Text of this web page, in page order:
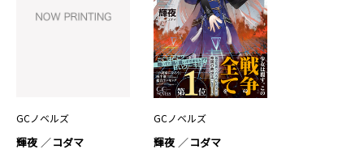
GCノベルズ
輝夜 コダマ
GCノベルズ
輝夜 コダマ